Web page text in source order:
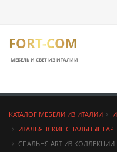
FORT-COM
МЕБЕЛЬ И СВЕТ ИЗ ИТАЛИИ
КАТАЛОГ МЕБЕЛИ ИЗ ИТАЛИИ
ИТАЛЬЯНСКИЕ СПАЛЬНЫЕ
СПАЛЬНЯ ART ИЗ КОЛЛЕКЦИИ